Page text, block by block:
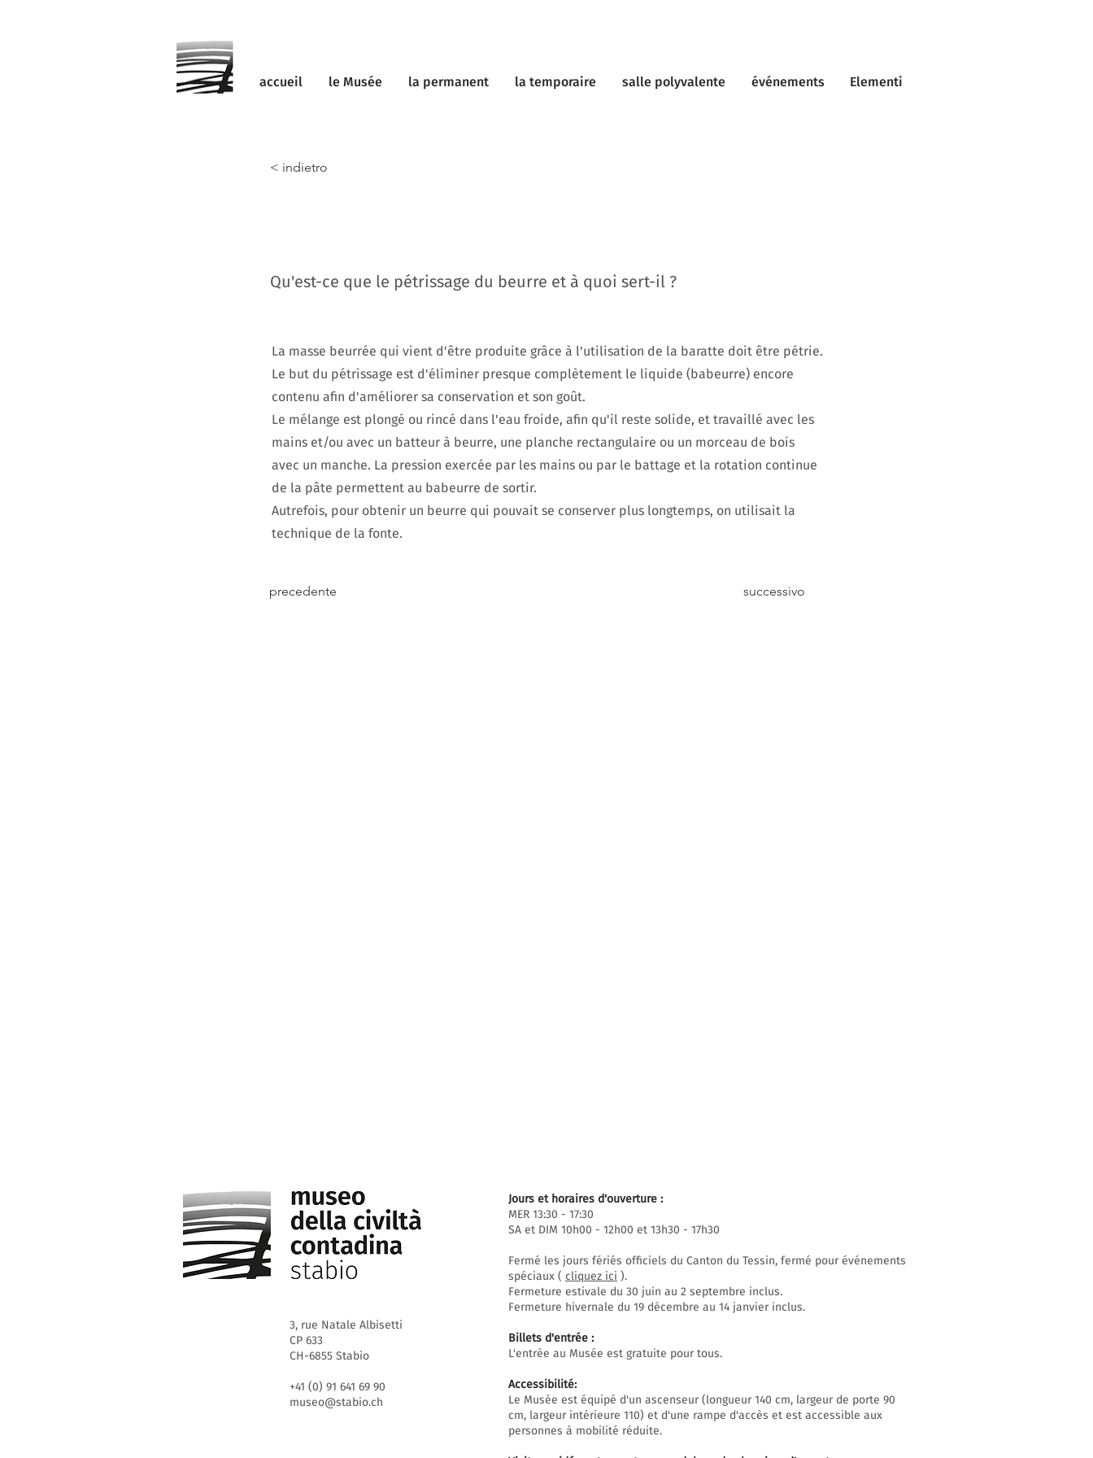
accueil le Musée la permanent la temporaire salle polyvalente événements Elementi
< indietro
Qu'est-ce que le pétrissage du beurre et à quoi sert-il ?
La masse beurrée qui vient d'être produite grâce à l'utilisation de la baratte doit être pétrie.
Le but du pétrissage est d'éliminer presque complètement le liquide (babeurre) encore
contenu afin d'améliorer sa conservation et son goût.
Le mélange est plongé ou rincé dans l'eau froide, afin qu'il reste solide, et travaillé avec les
mains et/ou avec un batteur à beurre, une planche rectangulaire ou un morceau de bois
avec un manche. La pression exercée par les mains ou par le battage et la rotation continue
de la pâte permettent au babeurre de sortir.
Autrefois, pour obtenir un beurre qui pouvait se conserver plus longtemps, on utilisait la
technique de la fonte.
precedente successivo
3, rue Natale Albisetti
CP 633
CH-6855 Stabio
+41 (0) 91 641 69 90
museo@stabio.ch
Jours et horaires d'ouverture :
MER 13:30 - 17:30
SA et DIM 10h00 - 12h00 et 13h30 - 17h30
Fermé les jours fériés officiels du Canton du Tessin, fermé pour événements
spéciaux ( cliquez ici ).
Fermeture estivale du 30 juin au 2 septembre inclus.
Fermeture hivernale du 19 décembre au 14 janvier inclus.
Billets d'entrée :
L'entrée au Musée est gratuite pour tous.
Accessibilité:
Le Musée est équipé d'un ascenseur (longueur 140 cm, largeur de porte 90
cm, largeur intérieure 110) et d'une rampe d'accès et est accessible aux
personnes à mobilité réduite.